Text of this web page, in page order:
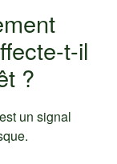
t-il
?
un signal